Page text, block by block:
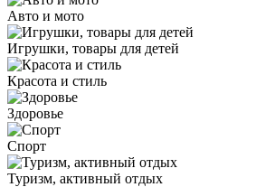
Авто и мото
Игрушки, товары для детей
Красота и стиль
Здоровье
Спорт
Туризм, активный отдых